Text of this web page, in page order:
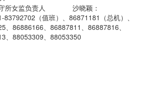
守所女监负责人 沙晓颖：
（值班）、86871181（总机）、
、86886166、86887811、86887816、
、88053309、88053350